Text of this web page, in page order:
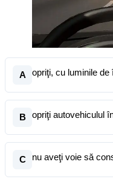
A opriţi, cu luminile de
B opriţi autovehiculul
C nu aveţi voie să